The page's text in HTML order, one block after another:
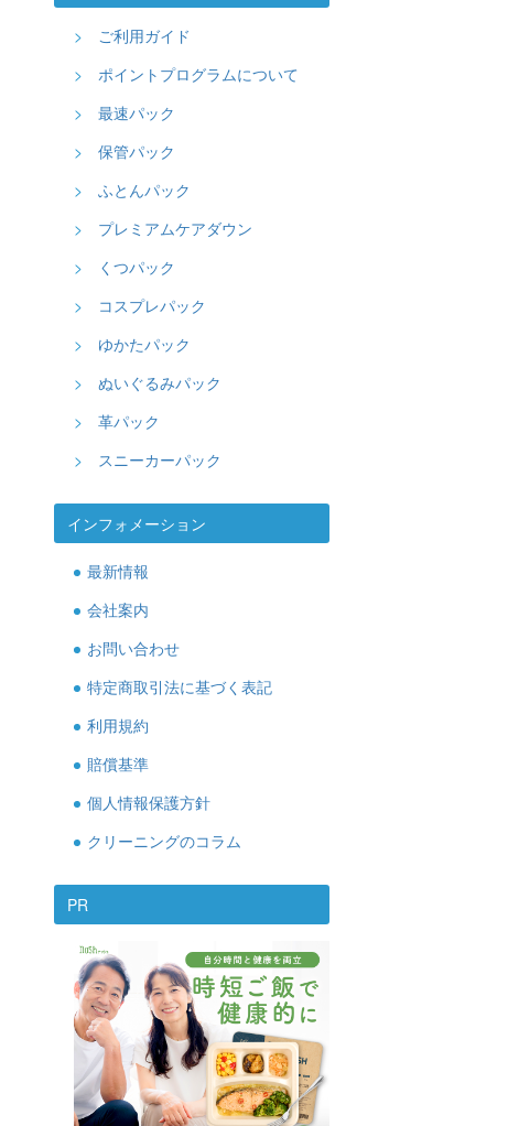
ご利用ガイド
ポイントプログラムについて
最速パック
保管パック
ふとんパック
プレミアムケアダウン
くつパック
コスプレパック
ゆかたパック
ぬいぐるみパック
革パック
スニーカーパック
インフォメーション
最新情報
会社案内
お問い合わせ
特定商取引法に基づく表記
利用規約
賠償基準
個人情報保護方針
クリーニングのコラム
PR